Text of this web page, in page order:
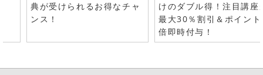
典が受けられるお得なチャ
ンス！
けのダブル得！注目講座
最大30％割引＆ポイン
倍即時付与！